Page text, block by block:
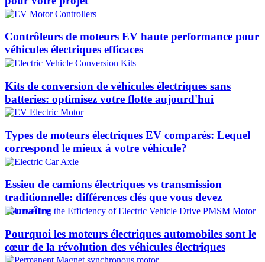
Contrôleurs de moteurs EV haute performance pour
véhicules électriques efficaces
Kits de conversion de véhicules électriques sans
batteries: optimisez votre flotte aujourd'hui
Types de moteurs électriques EV comparés: Lequel
correspond le mieux à votre véhicule?
Essieu de camions électriques vs transmission
traditionnelle: différences clés que vous devez
connaître
Pourquoi les moteurs électriques automobiles sont le
cœur de la révolution des véhicules électriques